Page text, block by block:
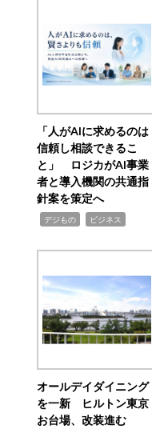
「人がAIに求めるのは
信頼し相談できるこ
と」 ロジカがAI事業
者と導入機関の共通指
針案を策定へ
デジもの ビジネス
オールデイダイニング
を一新 ヒルトン東京
お台場、改装進む